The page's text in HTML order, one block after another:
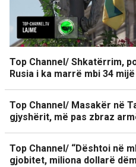
Top Channel/ Shkatërrim,
Rusia i ka marrë mbi 34
Top Channel/ Masakër në
gjyshërit, më pas zbraz
Top Channel/ “Dështoi në
gjobitet, miliona dollarë